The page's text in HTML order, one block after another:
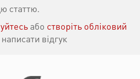
статтю.
або створіть обліковий
відгук